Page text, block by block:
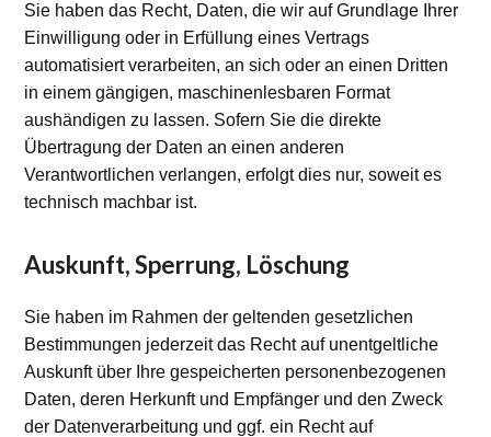
Sie haben das Recht, Daten, die wir auf Grundlage Ihrer
Einwilligung oder in Erfüllung eines Vertrags
automatisiert verarbeiten, an sich oder an einen Dritten
in einem gängigen, maschinenlesbaren Format
aushändigen zu lassen. Sofern Sie die direkte
Übertragung der Daten an einen anderen
Verantwortlichen verlangen, erfolgt dies nur, soweit es
technisch machbar ist.
Auskunft, Sperrung, Löschung
Sie haben im Rahmen der geltenden gesetzlichen
Bestimmungen jederzeit das Recht auf unentgeltliche
Auskunft über Ihre gespeicherten personenbezogenen
Daten, deren Herkunft und Empfänger und den Zweck
der Datenverarbeitung und ggf. ein Recht auf